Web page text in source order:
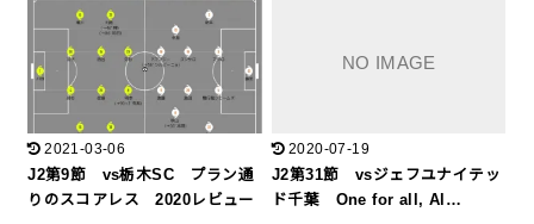
2021-03-06
J2第9節 vs栃木SC プラン通
りのスコアレス 2020レビュー
2020-07-19
J2第31節 vsジェフユナイテッ
ド千葉 One for all, Al…